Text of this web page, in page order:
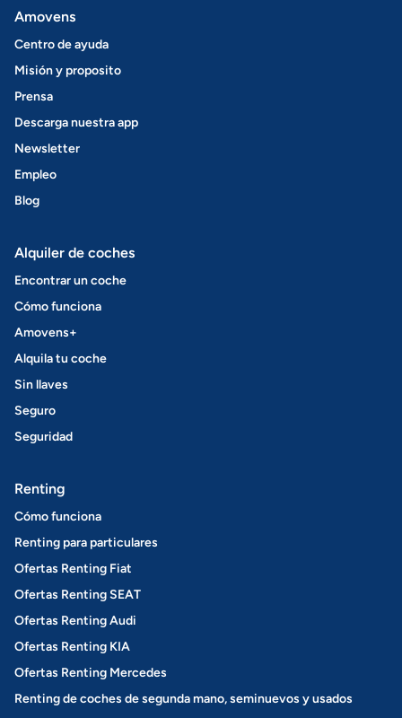
Amovens
Centro de ayuda
Misión y proposito
Prensa
Descarga nuestra app
Newsletter
Empleo
Blog
Alquiler de coches
Encontrar un coche
Cómo funciona
Amovens+
Alquila tu coche
Sin llaves
Seguro
Seguridad
Renting
Cómo funciona
Renting para particulares
Ofertas Renting Fiat
Ofertas Renting SEAT
Ofertas Renting Audi
Ofertas Renting KIA
Ofertas Renting Mercedes
Renting de coches de segunda mano, seminuevos y usados